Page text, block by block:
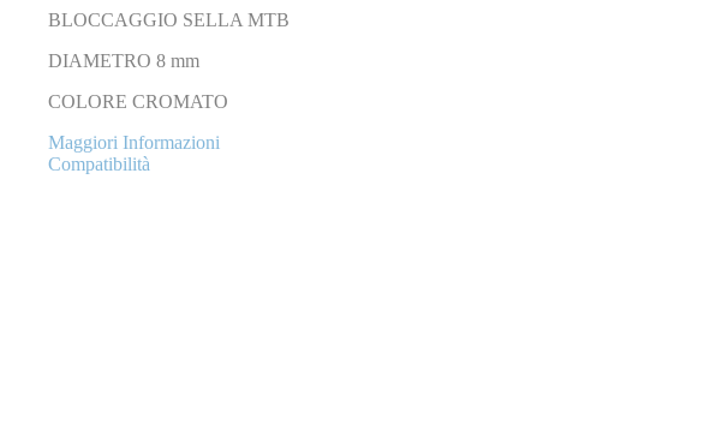
BLOCCAGGIO SELLA MTB
DIAMETRO 8 mm
COLORE CROMATO
Maggiori Informazioni
Compatibilità